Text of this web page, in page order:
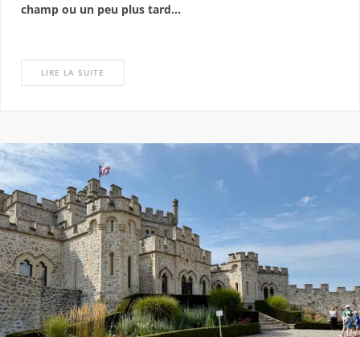
champ ou un peu plus tard…
LIRE LA SUITE